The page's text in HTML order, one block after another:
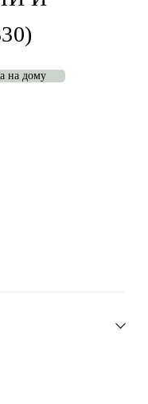
на дому